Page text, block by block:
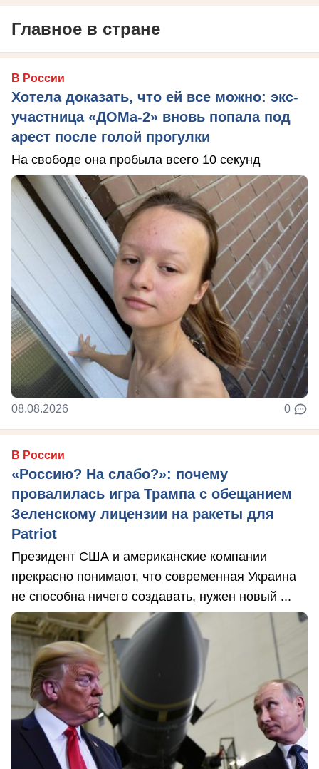
Главное в стране
В России
Хотела доказать, что ей все можно: экс-
участница «ДОМа-2» вновь попала под
арест после голой прогулки
На свободе она пробыла всего 10 секунд
08.08.2026 0
В России
«Россию? На слабо?»: почему
провалилась игра Трампа с обещанием
Зеленскому лицензии на ракеты для
Patriot
Президент США и американские компании
прекрасно понимают, что современная Украина
не способна ничего создавать, нужен новый ...